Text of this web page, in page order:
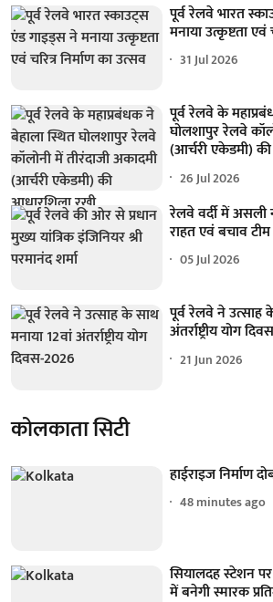
पूर्व रेलवे भारत
मनाया उत्कृष्टता एवं
31 Jul 2026
पूर्व रेलवे के
घोलशापुर रेलवे
(आर्चरी एकेडमी)
26 Jul 2026
रेलवे वर्दी में
राहत एवं बचाव
05 Jul 2026
पूर्व रेलवे ने उत्साह
अंतर्राष्ट्रीय योग
21 Jun 2026
कोलकाता सिटी
हाईराइज निर्माण
48 minutes ago
सियालदह स्टेशन
में बनेगी स्मारक